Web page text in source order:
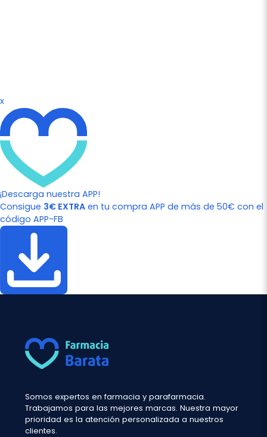
x
¡Descarga nuestra APP!
Consigue 3€ EXTRA en tu compra APP de más de 50€ con el
código APP-FB
Somos expertos en farmacia y parafarmacia.
Trabajamos para las mejores marcas. Nuestra mayor
prioridad es la atención personalizada a nuestros
clientes.